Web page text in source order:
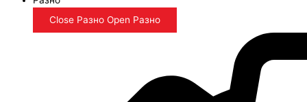
Close Разно Open Разно